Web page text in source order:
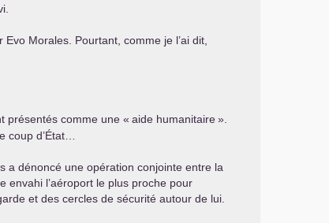
Morales. Pourtant, comme je l’ai dit,
présentés comme une « aide humanitaire».
coup d’État…
a dénoncé une opération conjointe entre la
envahi l’aéroport le plus proche pour
et des cercles de sécurité autour de lui.